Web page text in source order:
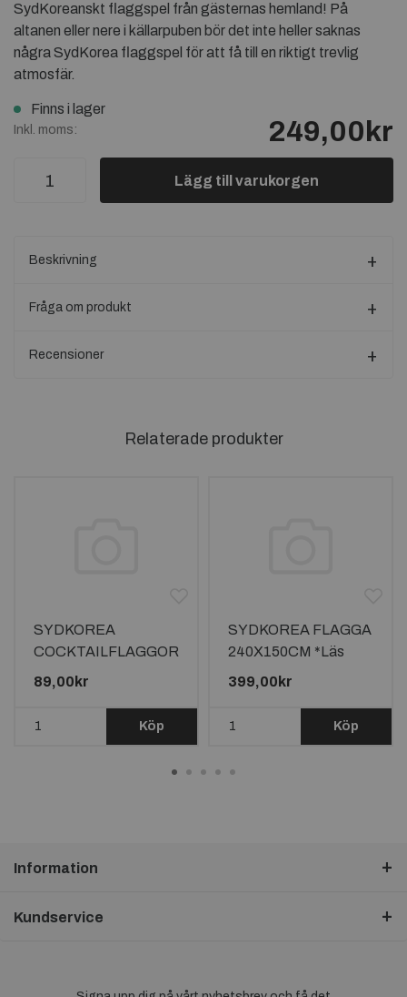
SydKoreanskt flaggspel från gästernas hemland! På
altanen eller nere i källarpuben bör det inte heller saknas
några SydKorea flaggspel för att få till en riktigt trevlig
atmosfär.
Finns i lager
Inkl. moms: 249,00kr
Lägg till varukorgen
Beskrivning
Fråga om produkt
Recensioner
Relaterade produkter
SYDKOREA
COCKTAILFLAGGOR
100st
89,00kr
Köp
SYDKOREA FLAGGA
240X150CM *Läs
beskrivningen*
399,00kr
Köp
Information
Kundservice